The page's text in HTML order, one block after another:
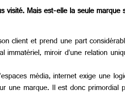
Mais est-elle la seule
client et prend une part
miroir d’une relation
média, internet exige une
une marque. Il est donc